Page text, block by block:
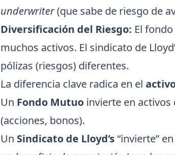
underwriter(que sabe de riesgo de
Diversificación del Riesgo: El
muchos activos. El sindicato de
pólizas (riesgos) diferentes.
La diferencia clave radica en el
Un Fondo Mutuo invierte en activos
(acciones, bonos).
Un Sindicato de Lloyd’s“invierte” en